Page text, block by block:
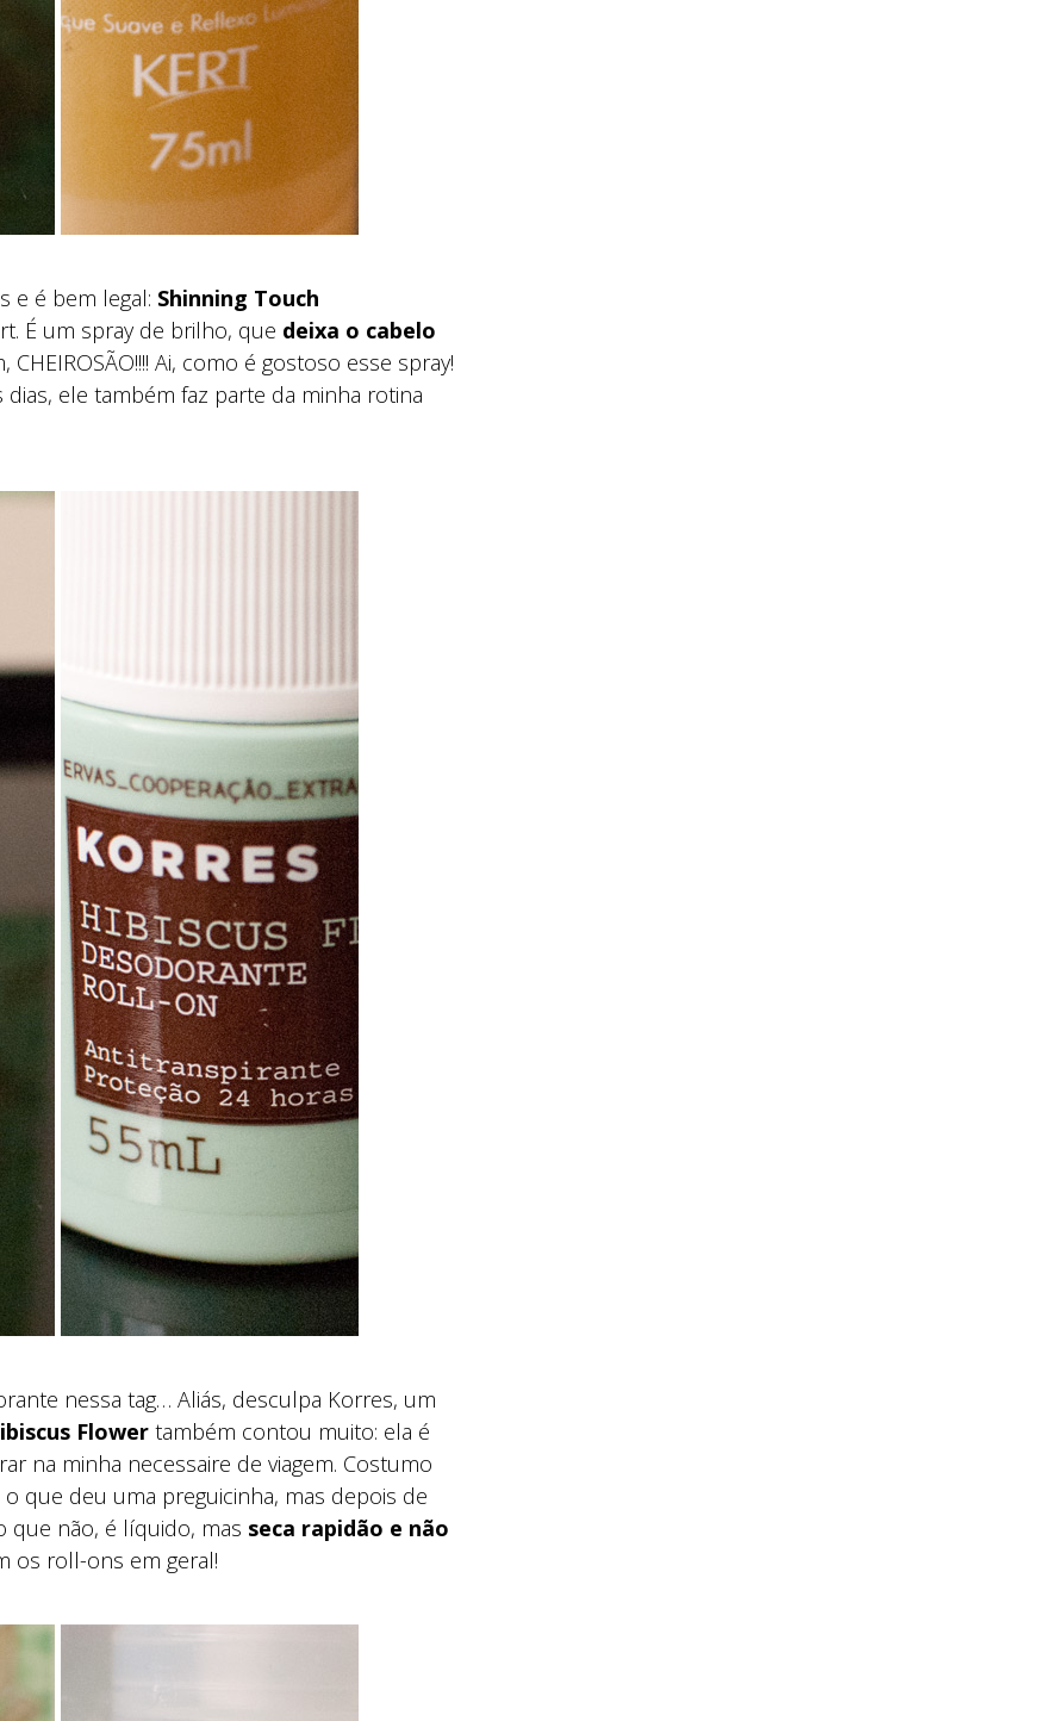
e é bem legal: Shinning Touch
É um spray de brilho, que deixa o cabelo
CHEIROSÃO!!!! Ai, como é gostoso esse spray!
ele também faz parte da minha rotina
nessa tag… Aliás, desculpa Korres, um
Flower também contou muito: ela é
na minha necessaire de viagem. Costumo
que deu uma preguicinha, mas depois de
que não, é líquido, mas seca rapidão e não
os roll-ons em geral!